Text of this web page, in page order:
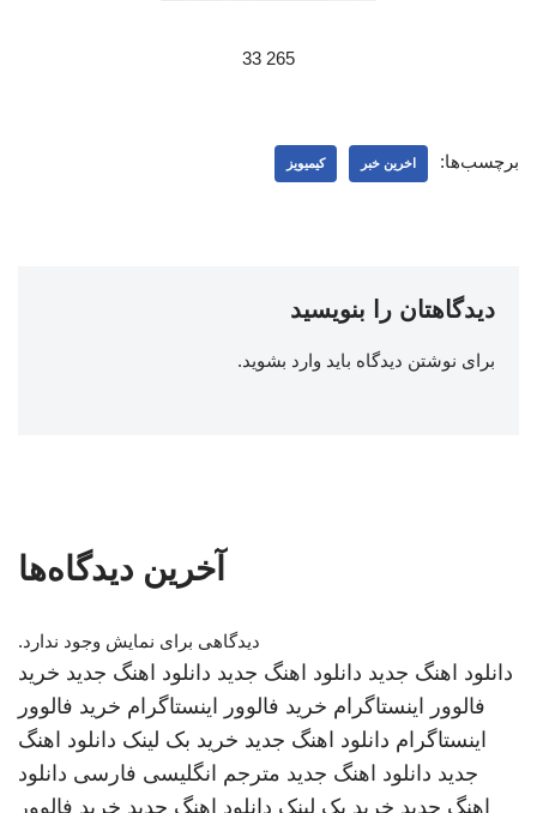
265 33
برچسب‌ها: اخرین خبر کیمیویز
دیدگاهتان را بنویسید
برای نوشتن دیدگاه باید وارد بشوید.
آخرین دیدگاه‌ها
دیدگاهی برای نمایش وجود ندارد.
دانلود اهنگ جدید دانلود اهنگ جدید دانلود اهنگ جدید خرید
فالوور اینستاگرام خرید فالوور اینستاگرام خرید فالوور
اینستاگرام دانلود اهنگ جدید خرید بک لینک دانلود اهنگ
جدید دانلود اهنگ جدید مترجم انگلیسی فارسی دانلود
اهنگ جدید خرید بک لینک دانلود اهنگ جدید خرید فالوور